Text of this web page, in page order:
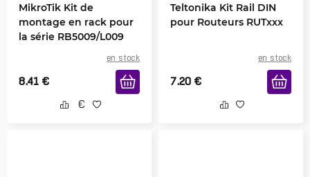
MikroTik Kit de
montage en rack pour
la série RB5009/L009
en stock
8.41 €
Teltonika Kit Rail DIN
pour Routeurs RUTxxx
en stock
7.20 €